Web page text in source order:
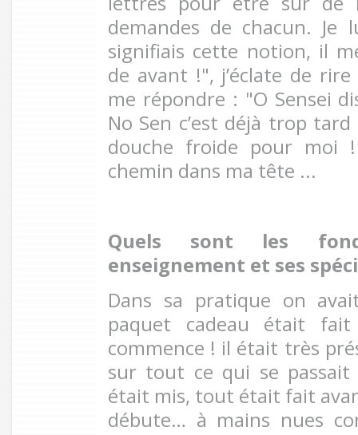
demandes de chacun. Je
signifiais cette notion, il
de avant !", j’éclate de
me répondre : "O Sensei
No Sen c’est déjà trop
douche froide pour moi
chemin dans ma tête ...
Quels sont les
enseignement et ses
Dans sa pratique on
paquet cadeau était
commence ! il était très
sur tout ce qui se
était mis, tout était fait
débute… à mains nues